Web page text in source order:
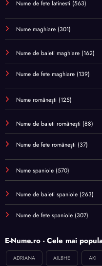
Nume de fete latinesti (563)
Nume maghiare (301)
Nume de baieti maghiare (162)
Nume de fete maghiare (139)
Nume românești (125)
Nume de baieti românești (88)
Nume de fete românești (37)
Nume spaniole (570)
Nume de baieti spaniole (263)
Nume de fete spaniole (307)
E-Nume.ro - Cele mai
ADRIANA AILBHE AKI